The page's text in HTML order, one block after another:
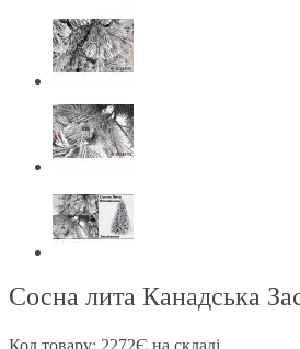
Сосна лита Канадська
Код товару: 2272Є на складі